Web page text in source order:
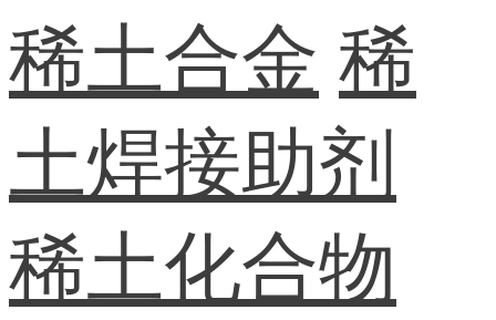
稀土合金 稀
土焊接助剂
稀土化合物